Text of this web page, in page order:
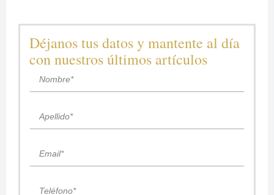
Déjanos tus datos y mantente al día
con nuestros últimos artículos